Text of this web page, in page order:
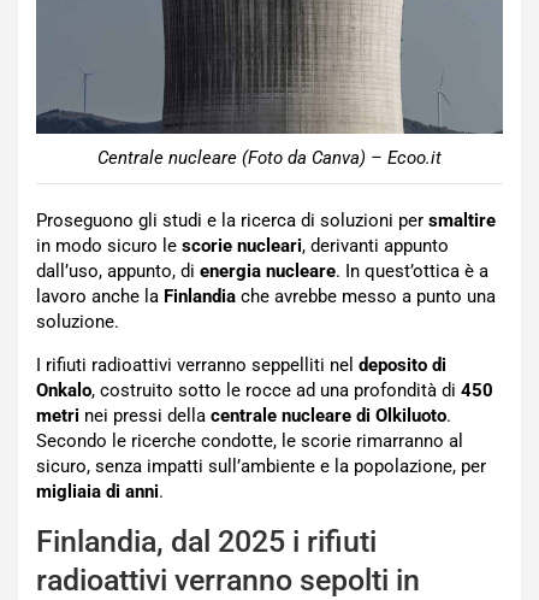
Centrale nucleare (Foto da Canva) – Ecoo.it
Proseguono gli studi e la ricerca di soluzioni per smaltire
in modo sicuro le scorie nucleari, derivanti appunto
dall’uso, appunto, di energia nucleare. In quest’ottica è a
lavoro anche la Finlandia che avrebbe messo a punto una
soluzione.
I rifiuti radioattivi verranno seppelliti nel deposito di
Onkalo, costruito sotto le rocce ad una profondità di 450
metri nei pressi della centrale nucleare di Olkiluoto.
Secondo le ricerche condotte, le scorie rimarranno al
sicuro, senza impatti sull’ambiente e la popolazione, per
migliaia di anni.
Finlandia, dal 2025 i rifiuti
radioattivi verranno sepolti in